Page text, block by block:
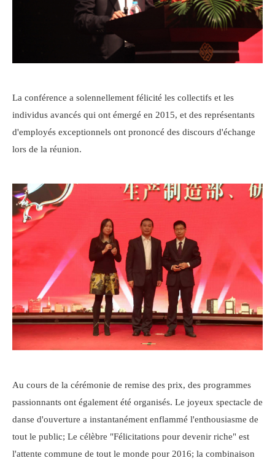
La conférence a solennellement félicité les collectifs et les
individus avancés qui ont émergé en 2015, et des représentants
d'employés exceptionnels ont prononcé des discours d'échange
lors de la réunion.
Au cours de la cérémonie de remise des prix, des programmes
passionnants ont également été organisés. Le joyeux spectacle de
danse d'ouverture a instantanément enflammé l'enthousiasme de
tout le public; Le célèbre "Félicitations pour devenir riche" est
l'attente commune de tout le monde pour 2016; la combinaison